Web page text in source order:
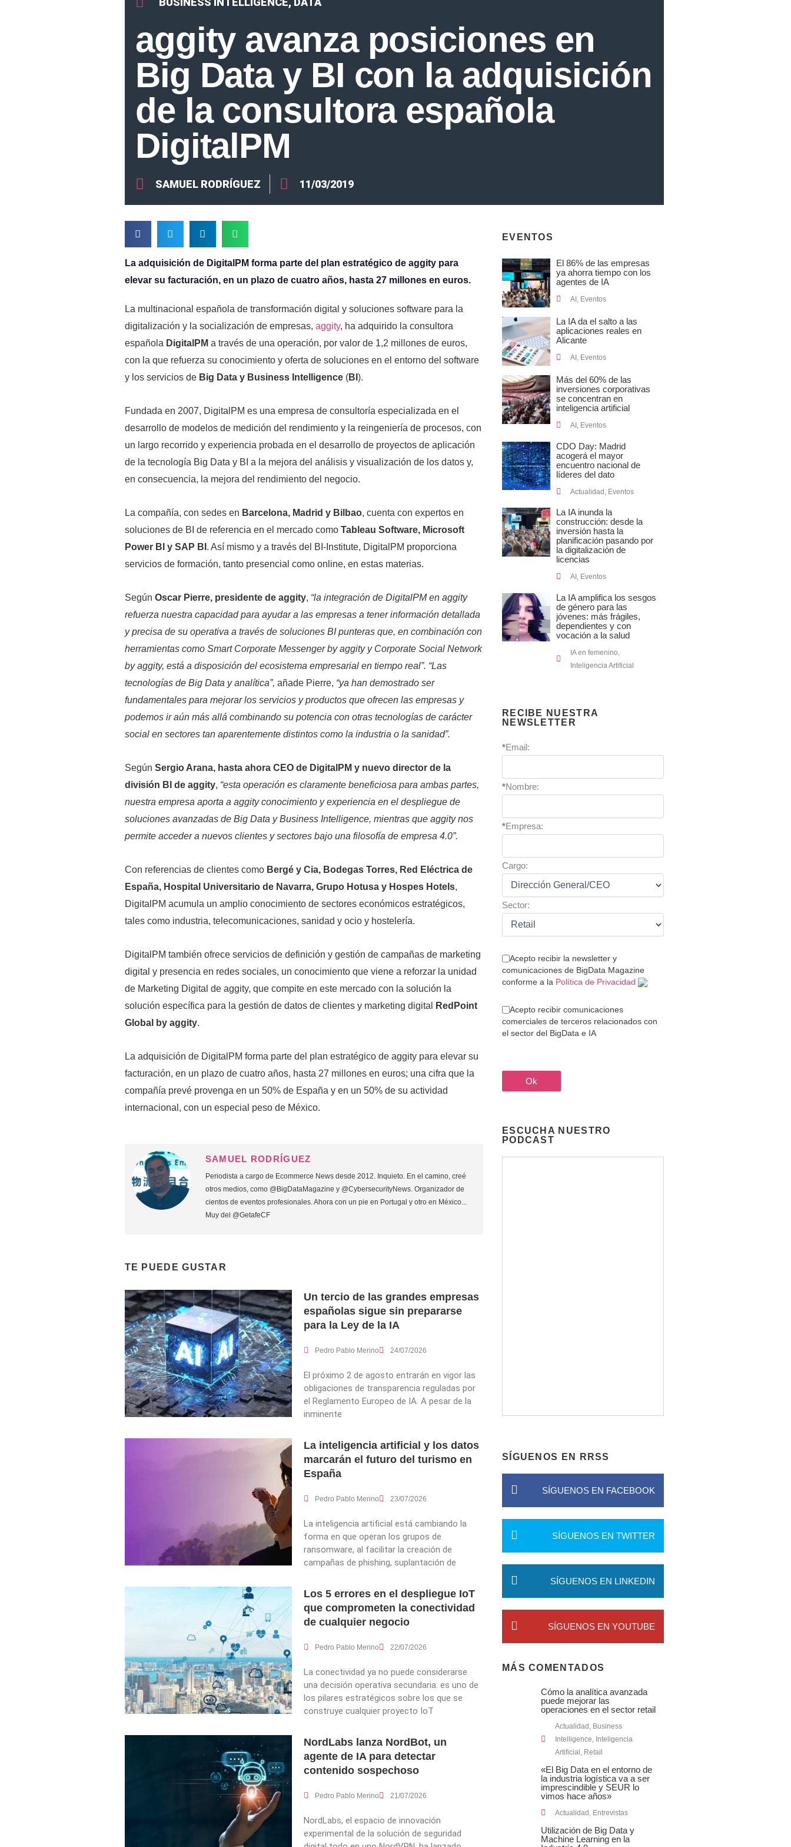
aggity avanza posiciones en
Big Data y BI con la adquisición
de la consultora española
DigitalPM
SAMUEL RODRÍGUEZ 11/03/2019
La adquisición de DigitalPM forma parte del plan estratégico de aggity para
elevar su facturación, en un plazo de cuatro años, hasta 27 millones en euros.
La multinacional española de transformación digital y soluciones software para la
digitalización y la socialización de empresas, aggity, ha adquirido la consultora
española DigitalPM a través de una operación, por valor de 1,2 millones de euros,
con la que refuerza su conocimiento y oferta de soluciones en el entorno del software
y los servicios deBig Data y Business Intelligence(BI ).
Fundada en 2007, DigitalPM es una empresa de consultoría especializada en el
desarrollo de modelos de medición del rendimiento y la reingeniería de procesos, con
un largo recorrido y experiencia probada en el desarrollo de proyectos de aplicación
de la tecnología Big Data y BI a la mejora del análisis y visualización de los datos y,
en consecuencia, la mejora del rendimiento del negocio.
La compañía, con sedes en Barcelona, Madrid y Bilbao, cuenta con expertos en
soluciones de BI de referencia en el mercado como Tableau Software, Microsoft
Power BI y SAP BI . Así mismo y a través del BI-Institute, DigitalPM proporciona
servicios de formación, tanto presencial como online, en estas materias.
Según Oscar Pierre, presidente de aggity, “la integración de DigitalPM en aggity
refuerza nuestra capacidad para ayudar a las empresas a tener información detallada
y precisa de su operativa a través de soluciones BI punteras que, en combinación con
herramientas como Smart Corporate Messenger by aggity y Corporate Social Network
by aggity, está a disposición del ecosistema empresarial en tiempo real”. “Las
tecnologías de Big Data y analítica”, añade Pierre, “ya han demostrado ser
fundamentales para mejorar los servicios y productos que ofrecen las empresas y
podemos ir aún más allá combinando su potencia con otras tecnologías de carácter
social en sectores tan aparentemente distintos como la industria o la sanidad”.
Según Sergio Arana, hasta ahora CEO de DigitalPM y nuevo director de la
división BI de aggity, “esta operación es claramente beneficiosa para ambas partes,
nuestra empresa aporta a aggity conocimiento y experiencia en el despliegue de
soluciones avanzadas de Big Data y Business Intelligence, mientras que aggity nos
permite acceder a nuevos clientes y sectores bajo una filosofía de empresa 4.0”.
Con referencias de clientes como Bergé y Cia, Bodegas Torres, Red Eléctrica de
España, Hospital Universitario de Navarra, Grupo Hotusa y Hospes Hotels,
DigitalPM acumula un amplio conocimiento de sectores económicos estratégicos,
tales como industria, telecomunicaciones, sanidad y ocio y hostelería.
DigitalPM también ofrece servicios de definición y gestión de campañas de marketing
digital y presencia en redes sociales, un conocimiento que viene a reforzar la unidad
de Marketing Digital de aggity, que compite en este mercado con la solución la
solución específica para la gestión de datos de clientes y marketing digital
RedPoint
Global by aggity.
La adquisición de DigitalPM forma parte del plan estratégico de aggity para elevar su
facturación, en un plazo de cuatro años, hasta 27 millones en euros; una cifra que la
compañía prevé provenga en un 50% de España y en un 50% de su actividad
internacional, con un especial peso de México.
SAMUEL RODRÍGUEZ
Periodista a cargo de Ecommerce News desde 2012. Inquieto. En el camino, creé
otros medios, como @BigDataMagazine y @CybersecurityNews. Organizador de
cientos de eventos profesionales. Ahora con un pie en Portugal y otro en México...
Muy del @GetafeCF
TE PUEDE GUSTAR
Un tercio de las grandes empresas
españolas sigue sin prepararse
para la Ley de la IA
Pedro Pablo Merino 24/07/2026
El próximo 2 de agosto entrarán en vigor las
obligaciones de transparencia reguladas por
el Reglamento Europeo de IA. A pesar de la
inminente
La inteligencia artificial y los datos
marcarán el futuro del turismo en
España
Pedro Pablo Merino 23/07/2026
La inteligencia artificial está cambiando la
forma en que operan los grupos de
ransomware, al facilitar la creación de
campañas de phishing, suplantación de
Los 5 errores en el despliegue IoT
que comprometen la conectividad
de cualquier negocio
Pedro Pablo Merino 22/07/2026
La conectividad ya no puede considerarse
una decisión operativa secundaria: es uno de
los pilares estratégicos sobre los que se
construye cualquier proyecto IoT
NordLabs lanza NordBot, un
agente de IA para detectar
contenido sospechoso
Pedro Pablo Merino 21/07/2026
NordLabs, el espacio de innovación
experimental de la solución de seguridad
EVENTOS
El 86% de las empresas
ya ahorra tiempo con los
agentes de IA
AI , Eventos
La IA da el salto a las
aplicaciones reales en
Alicante
AI , Eventos
Más del 60% de las
inversiones corporativas
se concentran en
inteligencia artificial
AI , Eventos
CDO Day: Madrid
acogerá el mayor
encuentro nacional de
líderes del dato
Actualidad Eventos
La IA inunda la
construcción: desde la
inversión hasta la
planificación pasando por
la digitalización de
licencias
AI , Eventos
La IA amplifica los sesgos
de género para las
jóvenes: más frágiles,
dependientes y con
vocación a la salud
IA en femenino
Inteligencia Artificial
RECIBE NUESTRA
NEWSLETTER
*Email:
*Nombre:
*Empresa:
Cargo:
Sector:
Acepto recibir la newsletter y
comunicaciones de BigData Magazine
conforme a la Política de Privacidad
Acepto recibir comunicaciones
comerciales de terceros relacionados con
el sector del BigData e IA
ESCUCHA NUESTRO
PODCAST
SÍGUENOS EN RRSS
SÍGUENOS EN FACEBOOK
SÍGUENOS EN TWITTER
SÍGUENOS EN LINKEDIN
SÍGUENOS EN YOUTUBE
MÁS COMENTADOS
Cómo la analítica avanzada
puede mejorar las
operaciones en el sector retail
Actualidad , Business
Intelligence, Inteligencia
Artificial , Retail
«El Big Data en el entorno de
la industria logística va a ser
imprescindible y SEUR lo
vimos hace años»
Actualidad , Entrevistas
Utilización de Big Data y
Machine Learning en la